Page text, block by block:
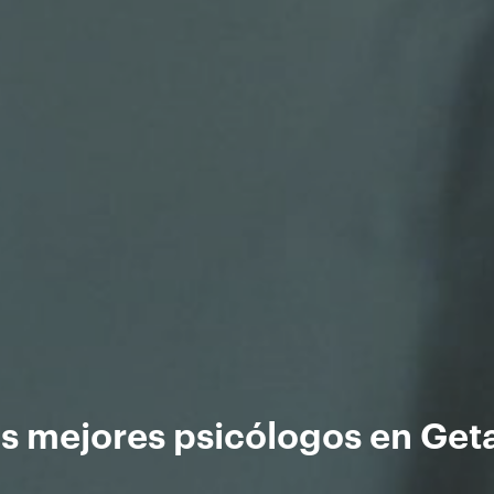
mejores psicólogos en